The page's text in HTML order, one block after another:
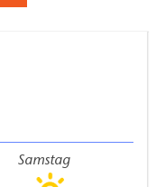
Samstag